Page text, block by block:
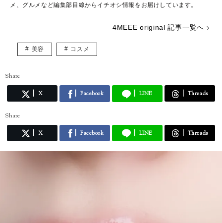
メ、グルメなど編集部目線からイチオシ情報をお届けしています。
4MEEE original 記事一覧へ
美容 コスメ
Share
X Facebook LINE Threads
Share
X Facebook LINE Threads